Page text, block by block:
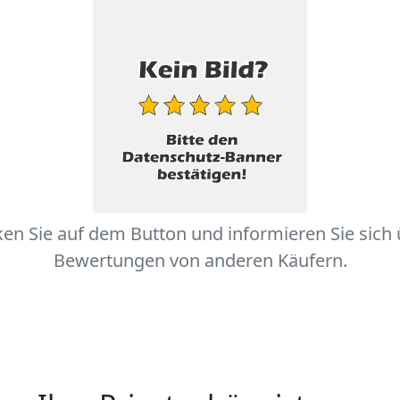
Sie auf dem Button und informieren Sie sich
Bewertungen von anderen Käufern.